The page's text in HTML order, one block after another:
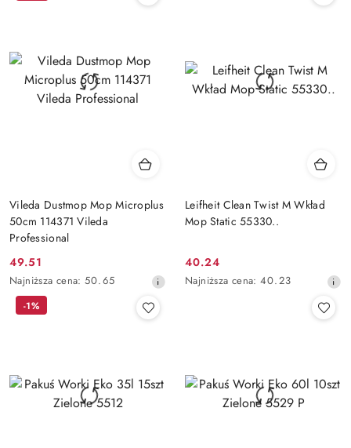
obniżką
Vileda Dustmop Mop Microplus
50cm 114371 Vileda
Professional
Cena
promocyjna:
49.51
Najniższa
cena
Najniższa cena: 50.65
Leifheit Clean Twist M Wkład
Mop Static 55330..
Cena
promocyjna:
40.24
Najniższa
Najniższa cena: 40.23
-1%